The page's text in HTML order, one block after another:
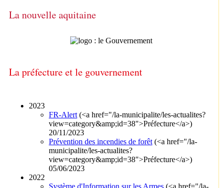
La nouvelle aquitaine
La préfecture et le gouvernement
2023
FR-Alert (<a href="/la-municipalite/les-actualites?
view=category&amp;id=38">Préfecture</a>)
20/11/2023
Prévention des incendies de forêt (<a href="/la-
municipalite/les-actualites?
view=category&amp;id=38">Préfecture</a>)
05/06/2023
2022
Système d'Information sur les Armes (<a href="/la-